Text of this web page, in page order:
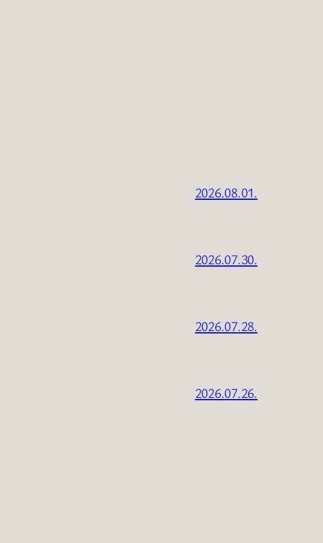
2026.08.01.
2026.07.30.
2026.07.28.
2026.07.26.